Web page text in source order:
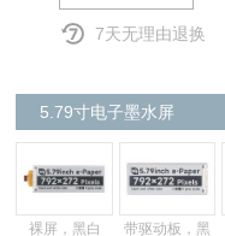
7天无理由退换
5.79寸电子墨水屏
裸屏，黑白
带驱动板，黑